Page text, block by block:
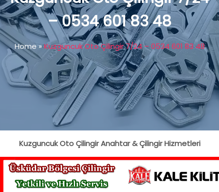
– 0534 601 83 48
Home»Kuzguncuk Oto Çilingir 7/24 – 0534 601 83 48
Kuzguncuk Oto Çilingir Anahtar & Çilingir Hizmetleri